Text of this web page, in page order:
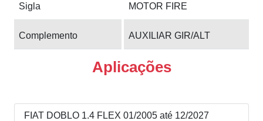
Sigla MOTOR FIRE
Complemento AUXILIAR GIR/ALT
Aplicações
FIAT DOBLO 1.4 FLEX 01/2005 até 12/2027